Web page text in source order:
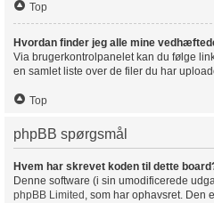
Top
Hvordan finder jeg alle mine
Via brugerkontrolpanelet kan du følge
en samlet liste over de filer du har
Top
phpBB spørgsmål
Hvem har skrevet koden til dette
Denne software (i sin umodificerede
phpBB Limited , som har ophavsret. Den